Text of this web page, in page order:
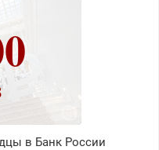
в Банк России